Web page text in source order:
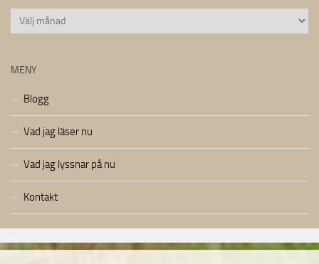
Arkiv
MENY
Blogg
Vad jag läser nu
Vad jag lyssnar på nu
Kontakt